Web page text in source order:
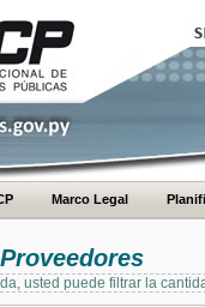
Marco Legal
usted puede filtrar la